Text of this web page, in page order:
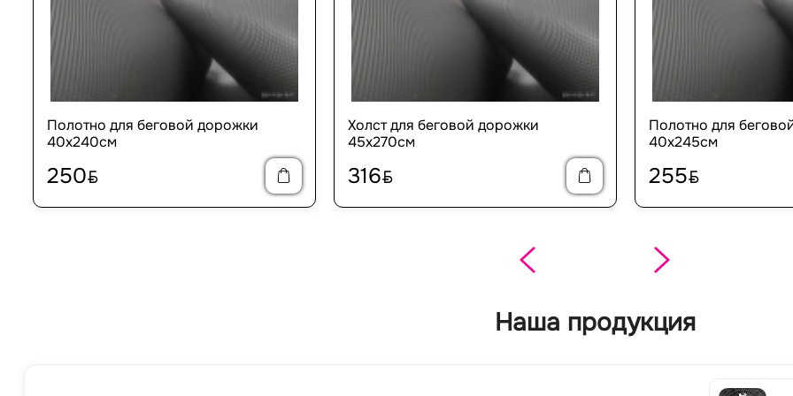
Полотно для беговой дорожки
40х240см
250BYN
Холст для беговой дорожки
45х270см
316BYN
Полотно для
40х245см
255BYN
Наша продукция